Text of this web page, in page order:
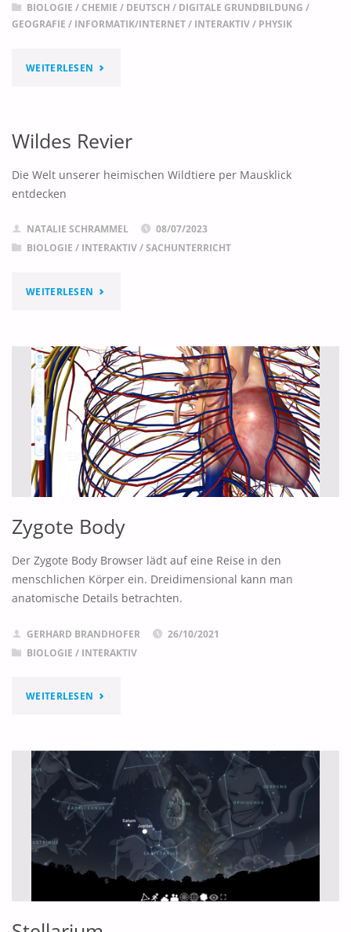
BIOLOGIE / CHEMIE / DEUTSCH / DIGITALE GRUNDBILDUNG /
GEOGRAFIE / INFORMATIK/INTERNET/ INTERAKTIV/ PHYSIK
WEITERLESEN "SCHUBU
Wildes Revier
Die Welt unserer heimischen Wildtiere per Mausklick
entdecken
NATALIE SCHRAMMEL
08/07/2023
BIOLOGIE / INTERAKTIV/SACHUNTERRICHT
WEITERLESEN "WILDES
Zygote Body
Der Zygote Body Browser lädt auf eine Reise in den
menschlichen Körper ein. Dreidimensional kann man
anatomische Details betrachten.
GERHARD BRANDHOFER
26/10/2021
BIOLOGIE / INTERAKTIV
WEITERLESEN "ZYGOTE